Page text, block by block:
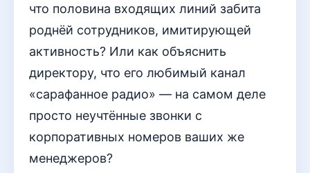
что половина входящих линий забита
роднёй сотрудников, имитирующей
активность? Или как объяснить
директору, что его любимый канал
«сарафанное радио» — на самом деле
просто неучтённые звонки с
корпоративных номеров ваших же
менеджеров?